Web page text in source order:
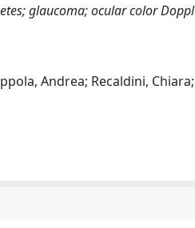
glaucoma; ocular color
Andrea; Recaldini,